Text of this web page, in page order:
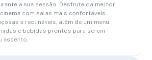
a sua sessão. Desfrute da melhor
com salas mais confortáveis,
e reclináveis, além de um menu
e bebidas prontos para serem
assento.